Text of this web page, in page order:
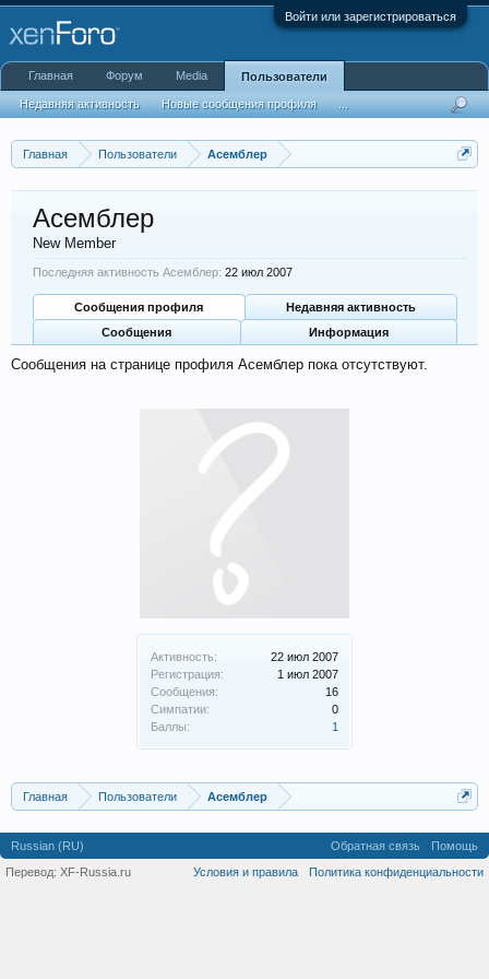
Войти или зарегистрироваться
Главная Пользователи Асемблер
Активность:
22 июл 2007
Регистрация:
1 июл 2007
Сообщения:
16
Симпатии:
0
Баллы:
1
Асемблер
New Member
Последняя активность Асемблер: 22 июл 2007
Сообщения профиля
Недавняя активность
Сообщения
Информация
Сообщения на странице профиля Асемблер пока отсутствуют.
Главная Пользователи Асемблер
Главная Форум Media Пользователи
Недавняя активность Новые сообщения профиля
Russian (RU) Обратная связь
Помощь
Условия и правила
Политика конфиденциальности
Перевод: XF-Russia.ru